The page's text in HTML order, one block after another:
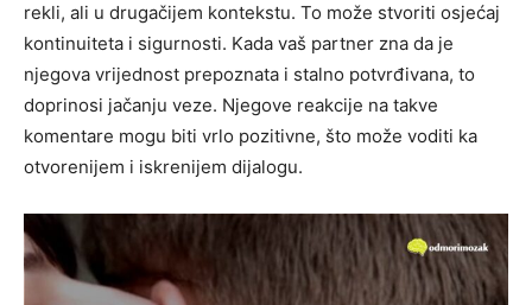
rekli, ali u drugačijem kontekstu. To može stvoriti osjećaj
kontinuiteta i sigurnosti. Kada vaš partner zna da je
njegova vrijednost prepoznata i stalno potvrđivana, to
doprinosi jačanju veze. Njegove reakcije na takve
komentare mogu biti vrlo pozitivne, što može voditi ka
otvorenijem i iskrenijem dijalogu.